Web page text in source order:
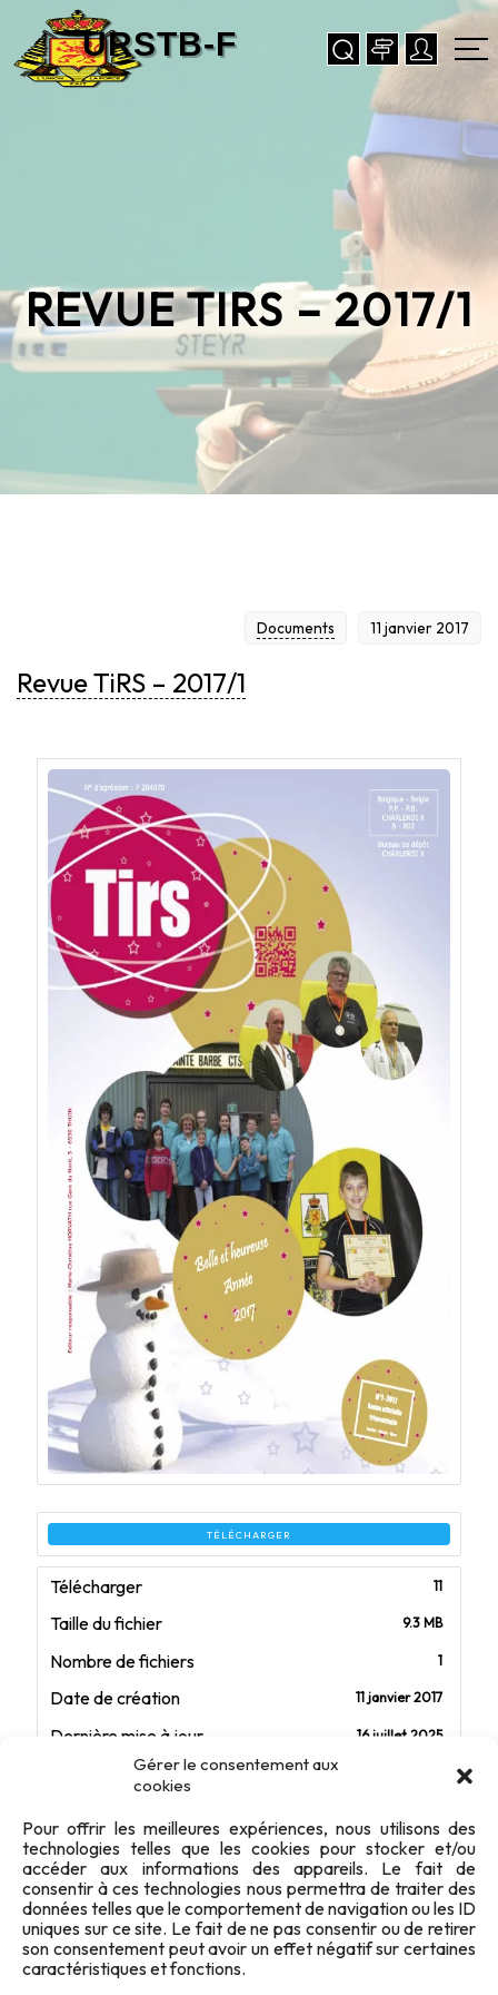
Gérer le consentement aux
cookies
Pour offrir les meilleures expériences, nous utilisons des
technologies telles que les cookies pour stocker et/ou
accéder aux informations des appareils. Le fait de
consentir à ces technologies nous permettra de traiter des
données telles que le comportement de navigation ou les ID
uniques sur ce site. Le fait de ne pas consentir ou de retirer
son consentement peut avoir un effet négatif sur certaines
caractéristiques et fonctions.
REVUE TIRS – 2017/1
11 janvier 2017
Documents
Revue TiRS – 2017/1
TÉLÉCHARGER
Télécharger 11
Taille du fichier 9.3 MB
Nombre de fichiers 1
Date de création 11 janvier 2017
Dernière mise à jour 16 juillet 2025
Revue TiRS - 2017/1
Sommaire
Le billet du Président
5
AG 2017
6
LTS : Documents
7
Communications CA
8
Epreuves de tir : Agenda